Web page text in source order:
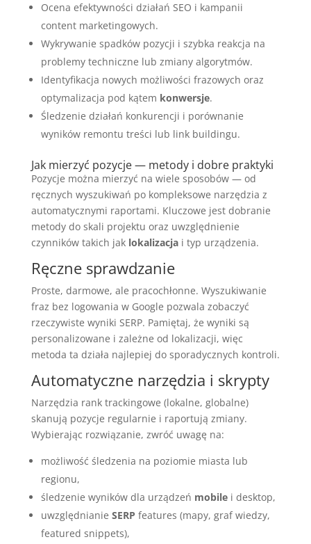
Ocena efektywności działań SEO i kampanii
content marketingowych.
Wykrywanie spadków pozycji i szybka reakcja na
problemy techniczne lub zmiany algorytmów.
Identyfikacja nowych możliwości frazowych oraz
optymalizacja pod kątem konwersje.
Śledzenie działań konkurencji i porównanie
wyników remontu treści lub link buildingu.
Jak mierzyć pozycje — metody i dobre praktyki
Pozycje można mierzyć na wiele sposobów — od
ręcznych wyszukiwań po kompleksowe narzędzia z
automatycznymi raportami. Kluczowe jest dobranie
metody do skali projektu oraz uwzględnienie
czynników takich jak lokalizacjai typ urządzenia.
Ręczne sprawdzanie
Proste, darmowe, ale pracochłonne. Wyszukiwanie
fraz bez logowania w Google pozwala zobaczyć
rzeczywiste wyniki SERP. Pamiętaj, że wyniki są
personalizowane i zależne od lokalizacji, więc
metoda ta działa najlepiej do sporadycznych kontroli.
Automatyczne narzędzia i skrypty
Narzędzia rank trackingowe (lokalne, globalne)
skanują pozycje regularnie i raportują zmiany.
Wybierając rozwiązanie, zwróć uwagę na:
możliwość śledzenia na poziomie miasta lub
regionu,
śledzenie wyników dla urządzeń mobilei desktop,
uwzględnianie SERP features (mapy, graf wiedzy,
featured snippets),